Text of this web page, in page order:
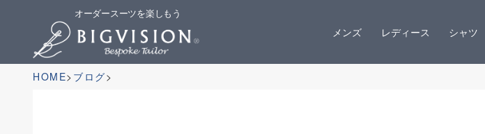
オーダースーツを楽しもう
メンズ レディース シャツ
HOME ブログ